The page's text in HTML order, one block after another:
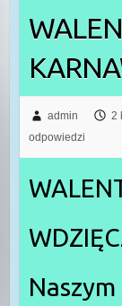
admin 2
odpowiedzi